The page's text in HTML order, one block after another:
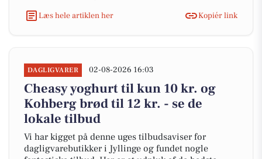
Læs hele artiklen her
Kopiér link
DAGLIGVARER 02-08-2026 16:03
Cheasy yoghurt til kun 10 kr. og
Kohberg brød til 12 kr. - se de
lokale tilbud
Vi har kigget på denne uges tilbudsaviser for
dagligvarebutikker i Jyllinge og fundet nogle